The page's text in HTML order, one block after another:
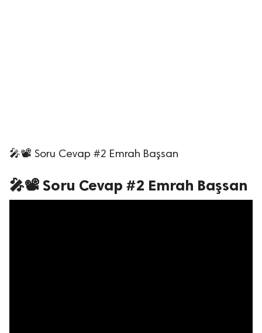
🎤📽 Soru Cevap #2 Emrah Başsan
🎤📽 Soru Cevap #2 Emrah Başsan